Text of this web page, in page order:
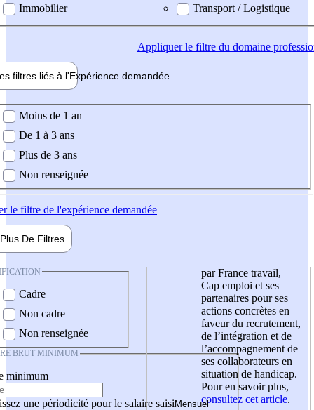
Immobilier
Transport / Logistique
Appliquerle filtre du domaine
filtres liés à l'Expérience demandée
demandée
Moins de 1 an
De 1 à 3 ans
Plus de 3 ans
Non renseignée
le filtre de l'expérience demandée
Plus De Filtres
Cadre
Non cadre
Non renseignée
BRUT MINIMUM
minimum
une périodicité pour le salaire saisi
par France travail,
Cap emploi et ses
partenaires pour ses
actions concrètes en
faveur du recrutement,
de l’intégration et de
l’accompagnement de
ses collaborateurs en
situation de handicap.
Pour en savoir plus,
consultez cet article.